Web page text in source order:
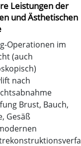
Leistungen der
und Ästhetischen
Operationen im
(auch
nach
Brust, Bauch,
Gesäß